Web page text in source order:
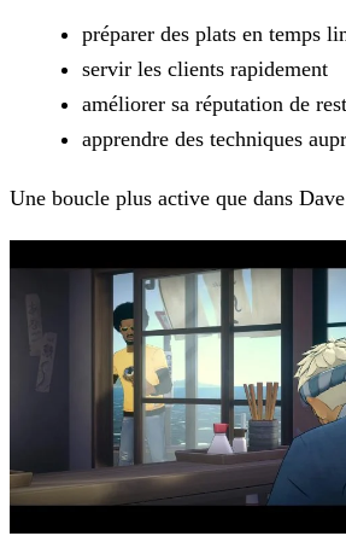
préparer des plats en temps
servir les clients rapidement
améliorer sa réputation de
apprendre des techniques
Une boucle plus active que dans